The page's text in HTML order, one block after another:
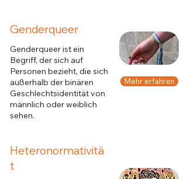
Genderqueer
Genderqueer ist ein
Begriff, der sich auf
Personen bezieht, die sich
außerhalb der binären
Geschlechtsidentität von
männlich oder weiblich
sehen.
Mehr erfahren
Heteronormativitä
t